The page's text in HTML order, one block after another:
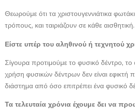
Θεωρούμε ότι τα χριστουγεννιάτικα
τρόπους, και ταιριάζουν σε κάθε αισθητική.
Είστε υπέρ του αληθινού ή τεχνητού
Σίγουρα προτιμούμε το φυσικό δέντρο, το
χρήση φυσικών δέντρων δεν είναι εφικτή
διάστημα από όσο επιτρέπει ένα φυσικό
Τα τελευταία χρόνια έχουμε δει να